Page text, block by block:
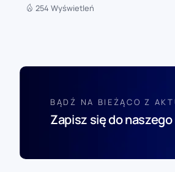
254 Wyświetleń
BĄDŹ NA BIEŻĄCO Z
Zapisz się do